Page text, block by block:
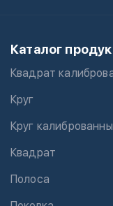
Каталог
Квадрат
Круг
Круг
Квадрат
Полоса